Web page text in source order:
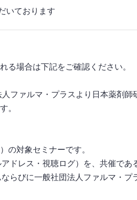
いております
場合は下記をご確認ください。
ファルマ・プラスより日本薬剤師
。
対象セミナーです。
レス・視聴ログ）を、共催であ
らびに一般社団法人ファルマ・